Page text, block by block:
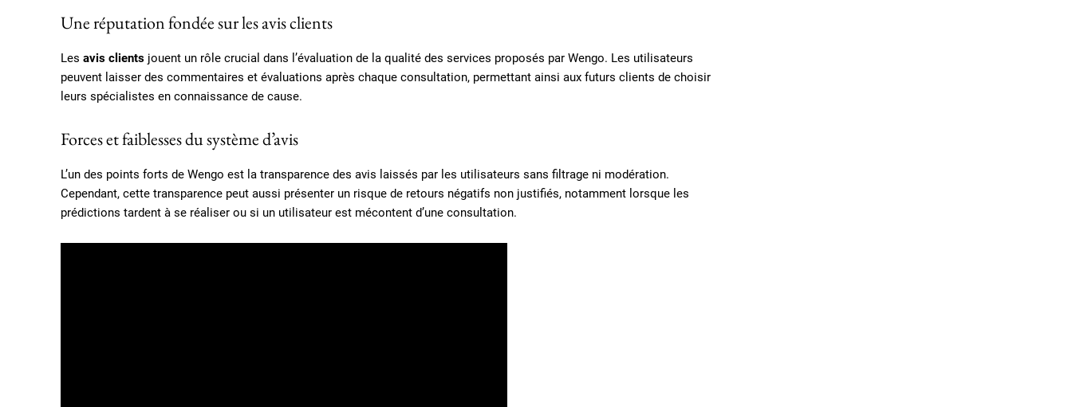
Une réputation fondée sur les avis clients
Les avis clients jouent un rôle crucial dans l’évaluation de la qualité des services proposés par Wengo. Les utilisateurs
peuvent laisser des commentaires et évaluations après chaque consultation, permettant ainsi aux futurs clients de choisir
leurs spécialistes en connaissance de cause.
Forces et faiblesses du système d’avis
L’un des points forts de Wengo est la transparence des avis laissés par les utilisateurs sans filtrage ni modération.
Cependant, cette transparence peut aussi présenter un risque de retours négatifs non justifiés, notamment lorsque les
prédictions tardent à se réaliser ou si un utilisateur est mécontent d’une consultation.